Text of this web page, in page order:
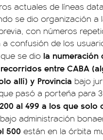
actuales de líneas
se dio organización a
con números
a confusión de los
se dio la numeración
entre CABA
allí) y Provincia bajo
pasó a porteña para
200 al 499 a los que solo
administración
500 están en la órbita